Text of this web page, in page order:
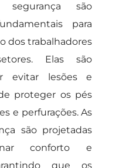
são
para
dos trabalhadores
Elas são
evitar lesões e
proteger os pés
e perfurações. As
são projetadas
conforto e
que os